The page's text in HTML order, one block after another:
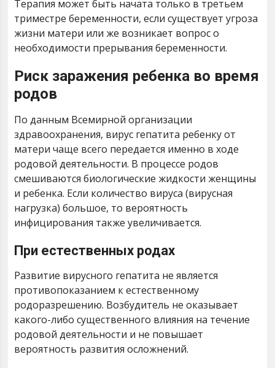
Терапия может быть начата только в третьем
триместре беременности, если существует угроза
жизни матери или же возникает вопрос о
необходимости прерывания беременности.
Риск заражения ребенка во время
родов
По данным Всемирной организации
здравоохранения, вирус гепатита ребенку от
матери чаще всего передается именно в ходе
родовой деятельности. В процессе родов
смешиваются биологические жидкости женщины
и ребенка. Если количество вируса (вирусная
нагрузка) большое, то вероятность
инфицирования также увеличивается.
При естественных родах
Развитие вирусного гепатита не является
противопоказанием к естественному
родоразрешению. Возбудитель не оказывает
какого-либо существенного влияния на течение
родовой деятельности и не повышает
вероятность развития осложнений.